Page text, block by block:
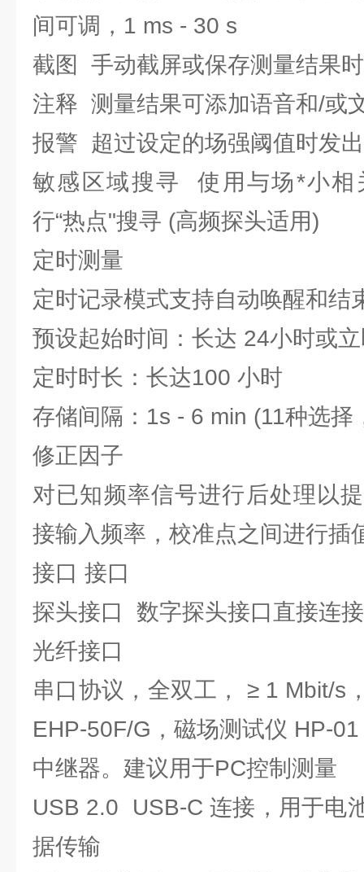
间可调，1 ms - 30 s
截图 手动截屏或保存测量结果
注释 测量结果可添加语音和/或
报警 超过设定的场强阈值时发
敏感区域搜寻 使用与场*小相
行“热点"搜寻 (高频探头适用)
定时测量
定时记录模式支持自动唤醒和结
预设起始时间：长达 24小时或
定时时长：长达100 小时
存储间隔：1s - 6 min (11种选择
修正因子
对已知频率信号进行后处理以
接输入频率，校准点之间进行插
接口 接口
探头接口 数字探头接口直接连
光纤接口
串口协议，全双工， ≥ 1 Mbit/s
EHP-50F/G，磁场测试仪 HP-
中继器。建议用于PC控制测量
USB 2.0 USB-C 连接，用于电
据传输